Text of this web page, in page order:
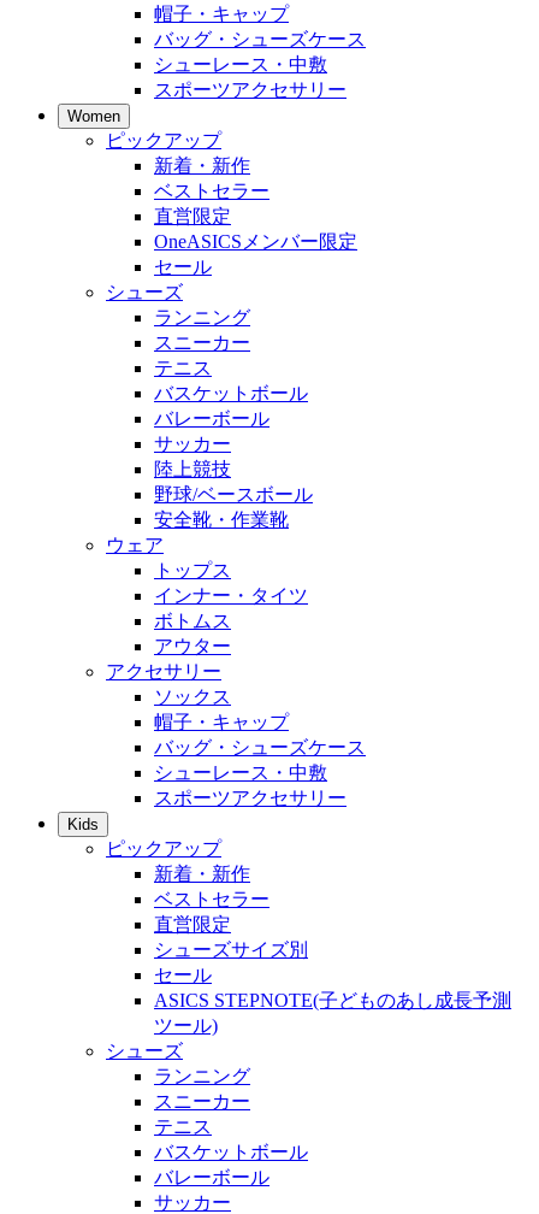
帽子・キャップ
バッグ・シューズケース
シューレース・中敷
スポーツアクセサリー
Women
ピックアップ
新着・新作
ベストセラー
直営限定
OneASICSメンバー限定
セール
シューズ
ランニング
スニーカー
テニス
バスケットボール
バレーボール
サッカー
陸上競技
野球/ベースボール
安全靴・作業靴
ウェア
トップス
インナー・タイツ
ボトムス
アウター
アクセサリー
ソックス
帽子・キャップ
バッグ・シューズケース
シューレース・中敷
スポーツアクセサリー
Kids
ピックアップ
新着・新作
ベストセラー
直営限定
シューズサイズ別
セール
ASICS STEPNOTE(子どものあし成長予測
ツール)
シューズ
ランニング
スニーカー
テニス
バスケットボール
バレーボール
サッカー